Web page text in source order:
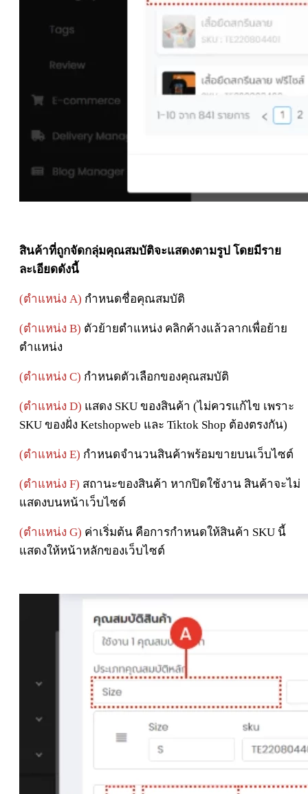
สินค้าที่ถูกจัดกลุ่มคุณสมบัติจะแสดงตามรูป โดยมีราย
ละเอียดดังนี้
(ตำแหน่ง A) กำหนดชื่อคุณสมบัติ
(ตำแหน่ง B) ตัวย้ายตำแหน่ง คลิกค้างแล้วลากเพื่อย้าย
ตำแหน่ง
(ตำแหน่ง C) กำหนดตัวเลือกของคุณสมบัติ
(ตำแหน่ง D) แสดง SKU ของสินค้า (ไม่ควรแก้ไข เพราะ
SKU ของฝั่ง Ketshopweb และ Tiktok Shop ต้องตรงกัน)
(ตำแหน่ง E) กำหนดจำนวนสินค้าพร้อมขายบนเว็บไซต์
(ตำแหน่ง F) สถานะของสินค้า หากปิดใช้งาน สินค้าจะไม่
แสดงบนหน้าเว็บไซต์
(ตำแหน่ง G) ค่าเริ่มต้น คือการกำหนดให้สินค้า SKU นี้
แสดงให้หน้าหลักของเว็บไซต์